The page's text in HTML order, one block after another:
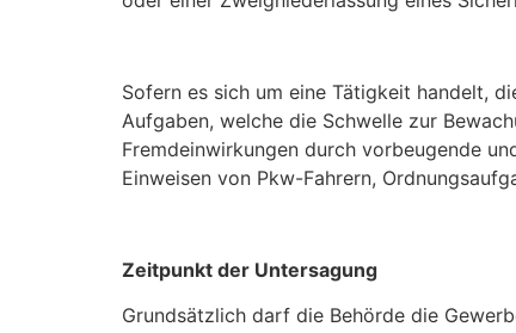
Sofern es sich um eine Tätigkeit handelt,
Aufgaben, welche die Schwelle zur
Fremdeinwirkungen durch vorbeugende
Einweisen von Pkw-Fahrern,
Zeitpunkt der Untersagung
Grundsätzlich darf die Behörde die